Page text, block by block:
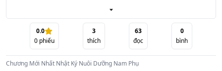
Trích đoạn:
Sau khi trải qua đợt tập huấn quân sự cùng hơn một tháng
sống chung, các học sinh mới vào trường cấp ba còn chưa
0.0
0 phiếu
3
thích
63
đọc
0
bình
Chương Mới Nhất Nhật Ký Nuôi Dưỡng Nam Phụ